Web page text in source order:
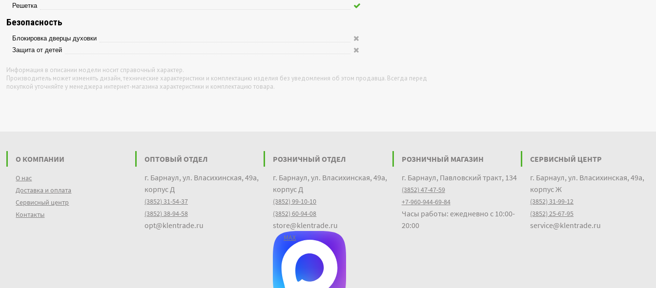
Решетка
Безопасность
Блокировка дверцы духовки
Защита от детей
Информация в описании модели носит справочный характер.
Производитель может изменять дизайн, технические характеристики и комплектацию изделия без уведомления об этом продавца. Всегда перед
покупкой уточняйте у менеджера интернет-магазина характеристики и комплектацию товара.
О КОМПАНИИ
О нас
Доставка и оплата
Сервисный центр
Контакты
ОПТОВЫЙ ОТДЕЛ
г. Барнаул, ул. Власихинская, 49а,
корпус Д
(3852) 31-54-37
(3852) 38-94-58
opt@klentrade.ru
РОЗНИЧНЫЙ ОТДЕЛ
г. Барнаул, ул. Власихинская, 49а,
корпус Д
(3852) 99-10-10
(3852) 60-94-08
store@klentrade.ru
MAX
РОЗНИЧНЫЙ МАГАЗИН
г. Барнаул, Павловский тракт, 134
(3852) 47-47-59
+7-960-944-69-84
Часы работы: ежедневно с 10:00-
20:00
СЕРВИСНЫЙ ЦЕНТР
г. Барнаул, ул. Власихинская, 49а,
корпус Ж
(3852) 31-99-12
(3852) 25-67-95
service@klentrade.ru